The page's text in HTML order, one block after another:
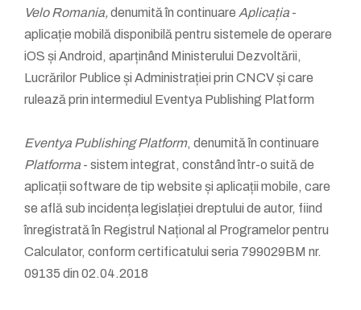
Velo Romania,denumită în continuare Aplicația -
aplicație mobilă disponibilă pentru sistemele de operare
iOS și Android, aparținând Ministerului Dezvoltării,
Lucrărilor Publice și Administrației prin CNCV și care
rulează prin intermediul Eventya Publishing Platform
Eventya Publishing Platform, denumită în continuare
Platforma - sistem integrat, constând într-o suită de
aplicații software de tip website și aplicații mobile, care
se află sub incidența legislației dreptului de autor, fiind
înregistrată în Registrul Național al Programelor pentru
Calculator, conform certificatului seria 799029BM nr.
09135 din 02.04.2018